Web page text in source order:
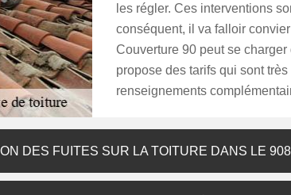
les régler. Ces interventions
conséquent, il va falloir
Couverture 90 peut se
propose des tarifs qui sont
renseignements
DES FUITES SUR LA TOITURE DANS LE